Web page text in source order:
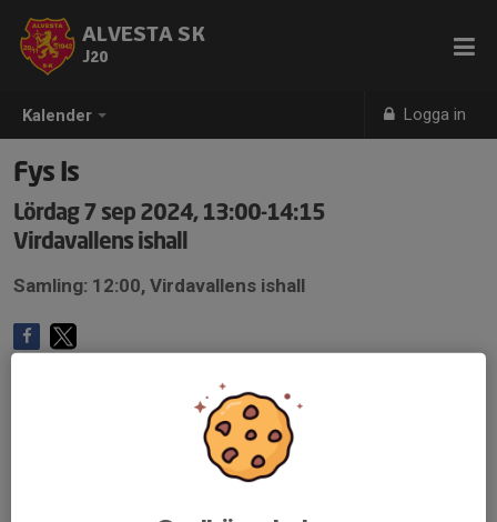
Kalender Logga in
ALVESTA SK
J20
Fys Is
Lördag 7 sep 2024, 13:00-14:15
Virdavallens ishall
Samling: 12:00, Virdavallens ishall